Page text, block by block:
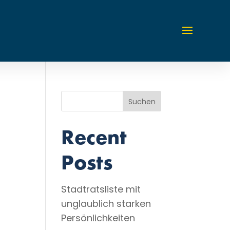
Suchen
Recent
Posts
Stadtratsliste mit
unglaublich starken
Persönlichkeiten